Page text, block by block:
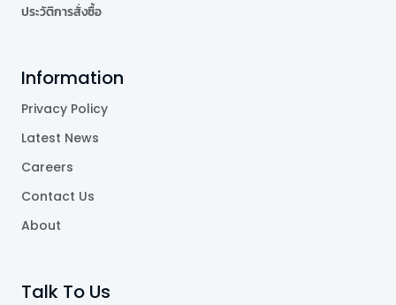
ประวัติการสั่งซื้อ
Information
Privacy Policy
Latest News
Careers
Contact Us
About
Talk To Us